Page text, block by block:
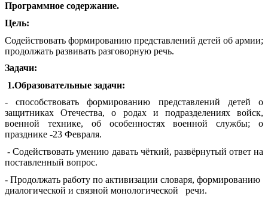
Программное содержание.
Цель:
Содействовать формированию представлений детей об армии;
продолжать развивать разговорную речь.
Задачи:
1.Образовательные задачи:
- способствовать формированию представлений детей о
защитниках Отечества, о родах и подразделениях войск,
военной технике, об особенностях военной службы; о
празднике -23 Февраля.
- Содействовать умению давать чёткий, развёрнутый ответ на
поставленный вопрос.
- Продолжать работу по активизации словаря, формированию
диалогической и связной монологической речи.